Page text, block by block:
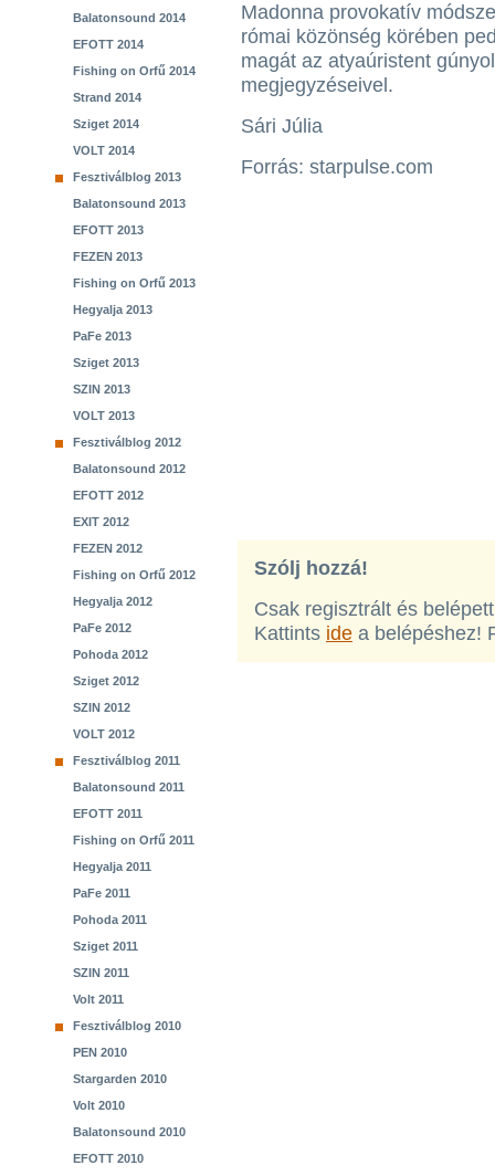
Balatonsound 2014
EFOTT 2014
Fishing on Orfű 2014
Strand 2014
Sziget 2014
VOLT 2014
Fesztiválblog 2013
Balatonsound 2013
EFOTT 2013
FEZEN 2013
Fishing on Orfű 2013
Hegyalja 2013
PaFe 2013
Sziget 2013
SZIN 2013
VOLT 2013
Fesztiválblog 2012
Balatonsound 2012
EFOTT 2012
EXIT 2012
FEZEN 2012
Fishing on Orfű 2012
Hegyalja 2012
PaFe 2012
Pohoda 2012
Sziget 2012
SZIN 2012
VOLT 2012
Fesztiválblog 2011
Balatonsound 2011
EFOTT 2011
Fishing on Orfű 2011
Hegyalja 2011
PaFe 2011
Pohoda 2011
Sziget 2011
SZIN 2011
Volt 2011
Fesztiválblog 2010
PEN 2010
Stargarden 2010
Volt 2010
Balatonsound 2010
EFOTT 2010
Madonna provokatív
római közönség körében
magát az atyaúristent
megjegyzéseivel.
Sári Júlia
Forrás: starpulse.com
Szólj hozzá!
Csak regisztrált és
Kattints ide a belépéshez!